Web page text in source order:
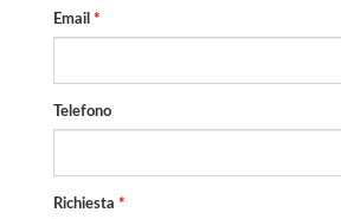
Email *
Telefono
Richiesta *